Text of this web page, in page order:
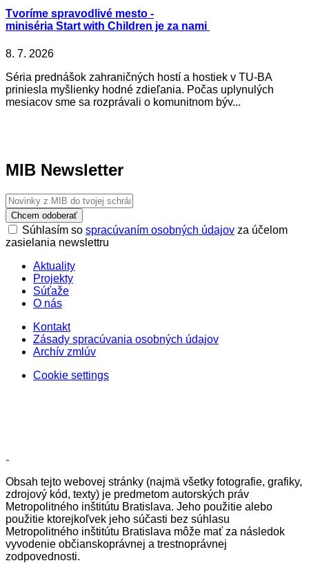
Tvoríme spravodlivé mesto -
miniséria Start with Children je za nami
8. 7. 2026
Séria prednášok zahraničných hostí a hostiek v TU-BA
priniesla myšlienky hodné zdieľania. Počas uplynulých
mesiacov sme sa rozprávali o komunitnom býv...
MIB Newsletter
Chcem odoberať
Súhlasím so spracúvaním osobných údajov za účelom
zasielania newslettru
Aktuality
Projekty
Súťaže
O nás
Kontakt
Zásady spracúvania osobných údajov
Archív zmlúv
Cookie settings
Obsah tejto webovej stránky (najmä všetky fotografie, grafiky,
zdrojový kód, texty) je predmetom autorských práv
Metropolitného inštitútu Bratislava. Jeho použitie alebo
použitie ktorejkoľvek jeho súčasti bez súhlasu
Metropolitného inštitútu Bratislava môže mať za následok
vyvodenie občianskoprávnej a trestnoprávnej
zodpovednosti.